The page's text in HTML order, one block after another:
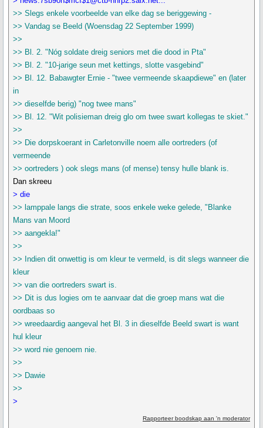
>> Slegs enkele voorbeelde van elke dag se beriggewing -
>> Vandag se Beeld (Woensdag 22 September 1999)
>>
>> Bl. 2. "Nóg soldate dreig seniors met die dood in Pta"
>> Bl. 2. "10-jarige seun met kettings, slotte vasgebind"
>> Bl. 12. Babawgter Ernie - "twee vermeende skaapdiewe" en (later
in
>> dieselfde berig) "nog twee mans"
>> Bl. 12. "Wit polisieman dreig glo om twee swart kollegas te skiet."
>>
>> Die dorpskoerant in Carletonville noem alle oortreders (of
vermeende
>> oortreders ) ook slegs mans (of mense) tensy hulle blank is.
Dan skreeu
> die
>> lamppale langs die strate, soos enkele weke gelede, "Blanke
Mans van Moord
>> aangekla!"
>>
>> Indien dit onwettig is om kleur te vermeld, is dit slegs wanneer die
kleur
>> van die oortreders swart is.
>> Dit is dus logies om te aanvaar dat die groep mans wat die
oordbaas so
>> wreedaardig aangeval het Bl. 3 in dieselfde Beeld swart is want
hul kleur
>> word nie genoem nie.
>>
>> Dawie
>>
>
Rapporteer boodskap aan 'n moderator